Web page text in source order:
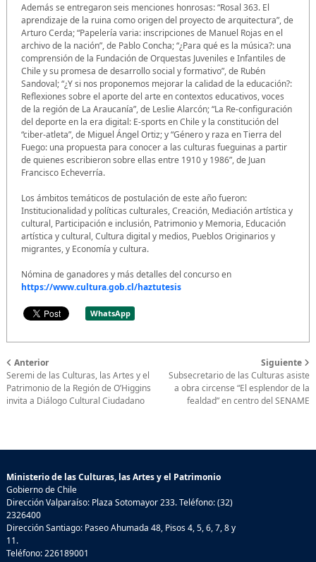
Además se entregaron seis menciones honrosas: “Rosal 363. El
aprendizaje de la ruina como origen del proyecto de arquitectura”, de
Arturo Cerda; “Papelería varia: inscripciones de Manuel Rojas en el
archivo de la nación”, de Pablo Concha; “¿Para qué es la música?: una
comprensión de la Fundación de Orquestas Juveniles e Infantiles de
Chile y su promesa de desarrollo social y formativo”, de Rubén
Sandoval; “¿Y si nos proponemos mejorar la calidad de la educación?:
Reflexiones sobre el aporte del arte en contextos educativos, voces
de la región de La Araucanía”, de Leslie Alarcón; “La Re-configuración
del deporte en la era digital: E-sports en Chile y la constitución del
“ciber-atleta”, de Miguel Ángel Ortiz; y “Género y raza en Tierra del
Fuego: una propuesta para conocer a las culturas fueguinas a partir
de quienes escribieron sobre ellas entre 1910 y 1986”, de Juan
Francisco Echeverría.
Los ámbitos temáticos de postulación de este año fueron:
Institucionalidad y políticas culturales, Creación, Mediación artística y
cultural, Participación e inclusión, Patrimonio y Memoria, Educación
artística y cultural, Cultura digital y medios, Pueblos Originarios y
migrantes, y Economía y cultura.
Nómina de ganadores y más detalles del concurso en
https://www.cultura.gob.cl/haztutesis
WhatsApp
Anterior
Seremi de las Culturas, las Artes y el
Patrimonio de la Región de O’Higgins
invita a Diálogo Cultural Ciudadano
Siguiente
Subsecretario de las Culturas asiste
a obra circense “El esplendor de la
fealdad” en centro del SENAME
Ministerio de las Culturas, las Artes y el Patrimonio
Gobierno de Chile
Dirección Valparaíso: Plaza Sotomayor 233. Teléfono: (32)
2326400
Dirección Santiago: Paseo Ahumada 48, Pisos 4, 5, 6, 7, 8 y
11.
Teléfono: 226189001